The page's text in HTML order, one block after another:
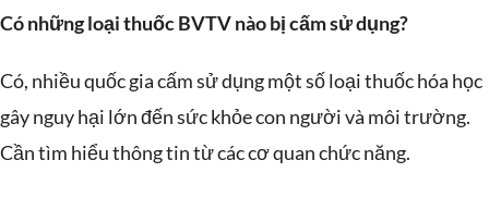
Có những loại thuốc BVTV nào bị cấm sử dụng?
Có, nhiều quốc gia cấm sử dụng một số loại thuốc hóa học
gây nguy hại lớn đến sức khỏe con người và môi trường.
Cần tìm hiểu thông tin từ các cơ quan chức năng.